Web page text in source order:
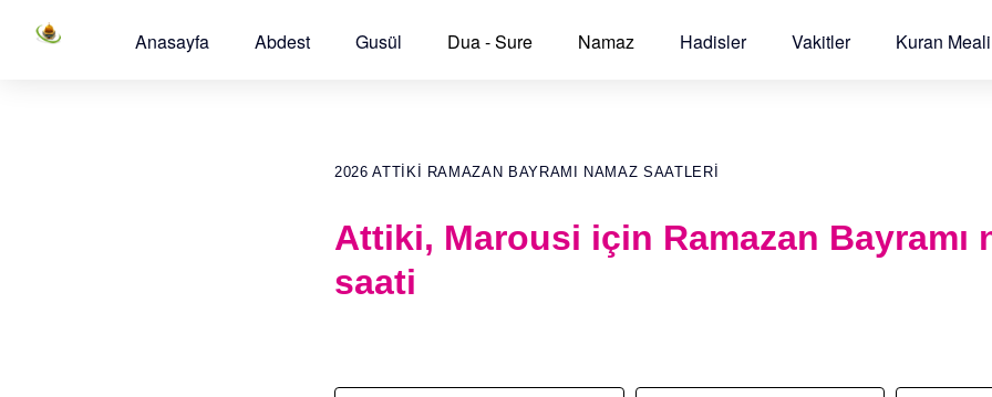
Anasayfa Abdest Gusül Dua - Sure Namaz Hadisler Vakitler Kuran Meali
2026 ATTIKI RAMAZAN BAYRAMI NAMAZ SAATLERI
Attiki, Marousi için Ramazan Bayramı
saati